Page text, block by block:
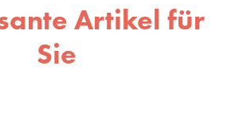
Artikel für
Sie